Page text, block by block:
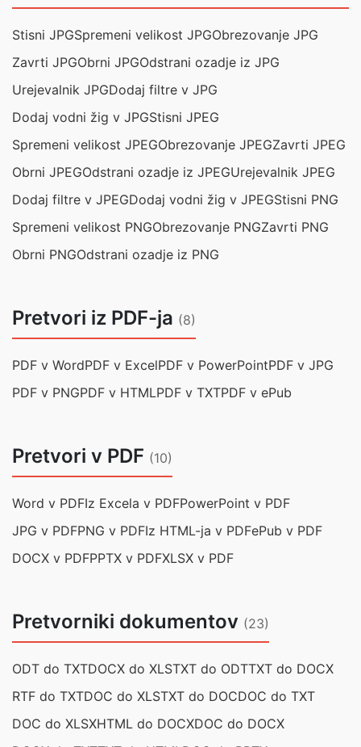
Stisni JPGSpremeni velikost JPGObrezovanje JPG
Zavrti JPGObrni JPGOdstrani ozadje iz JPG
Urejevalnik JPGDodaj filtre v JPG
Dodaj vodni žig v JPGStisni JPEG
Spremeni velikost JPEGObrezovanje JPEGZavrti JPEG
Obrni JPEGOdstrani ozadje iz JPEGUrejevalnik JPEG
Dodaj filtre v JPEGDodaj vodni žig v JPEGStisni PNG
Spremeni velikost PNGObrezovanje PNGZavrti PNG
Obrni PNGOdstrani ozadje iz PNG
Pretvori iz PDF-ja (8)
PDF v WordPDF v ExcelPDF v PowerPointPDF v JPG
PDF v PNGPDF v HTMLPDF v TXTPDF v ePub
Pretvori v PDF (10)
Word v PDFIz Excela v PDFPowerPoint v PDF
JPG v PDFPNG v PDFIz HTML-ja v PDFePub v PDF
DOCX v PDFPPTX v PDFXLSX v PDF
Pretvorniki dokumentov (23)
ODT do TXTDOCX do XLSTXT do ODTTXT do DOCX
RTF do TXTDOC do XLSTXT do DOCDOC do TXT
DOC do XLSXHTML do DOCXDOC do DOCX